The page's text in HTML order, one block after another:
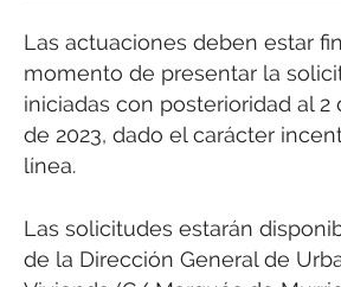
Las actuaciones deben estar
momento de presentar la
iniciadas con posterioridad al 2
de 2023, dado el carácter
línea.
Las solicitudes estarán
de la Dirección General de